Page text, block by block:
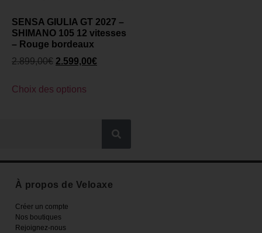
SENSA GIULIA GT 2027 –
SHIMANO 105 12 vitesses
– Rouge bordeaux
2.899,00€ 2.599,00€
Choix des options
À propos de Veloaxe
Créer un compte
Nos boutiques
Rejoignez-nous